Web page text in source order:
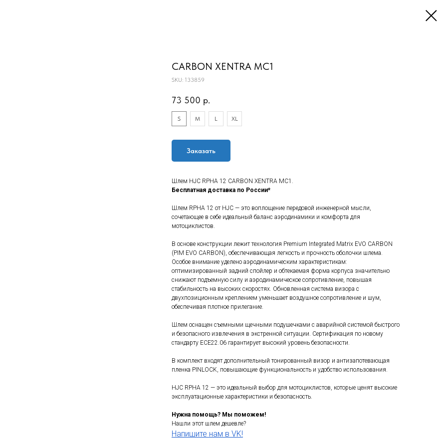
CARBON XENTRA MC1
SKU: 133859
73 500 р.
S M L XL
Заказать
Шлем HJC RPHA 12 CARBON XENTRA MC1.
Бесплатная доставка по России*
Шлем RPHA 12 от HJC — это воплощение передовой инженерной мысли,
сочетающее в себе идеальный баланс аэродинамики и комфорта для
мотоциклистов.
В основе конструкции лежит технология Premium Integrated Matrix EVO CARBON
(PIM EVO CARBON), обеспечивающая легкость и прочность оболочки шлема.
Особое внимание уделено аэродинамическим характеристикам:
оптимизированный задний спойлер и обтекаемая форма корпуса значительно
снижают подъемную силу и аэродинамическое сопротивление, повышая
стабильность на высоких скоростях. Обновленная система визора с
двухпозиционным креплением уменьшает воздушное сопротивление и шум,
обеспечивая плотное прилегание.
Шлем оснащен съемными щечными подушечками с аварийной системой быстрого
и безопасного извлечения в экстренной ситуации. Сертификация по новому
стандарту ECE22.06 гарантирует высокий уровень безопасности.
В комплект входят дополнительный тонированный визор и антизапотевающая
пленка PINLOCK, повышающие функциональность и удобство использования.
HJC RPHA 12 — это идеальный выбор для мотоциклистов, которые ценят высокие
эксплуатационные характеристики и безопасность.
Нужна помощь? Мы поможем!
Нашли этот шлем дешевле?
Напишите нам в VK!